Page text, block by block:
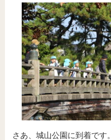
さあ、城山公園に到着です